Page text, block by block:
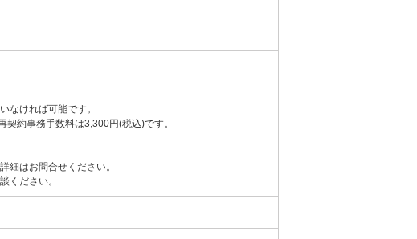
なければ可能です。
約事務手数料は3,300円(税込)です。
細はお問合せください。
ください。